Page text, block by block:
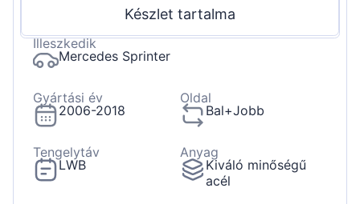
Készlet tartalma
Illeszkedik
Mercedes Sprinter
Gyártási év
2006-2018
Oldal
Bal+Jobb
Tengelytáv
LWB
Anyag
Kiváló minőségű
acél